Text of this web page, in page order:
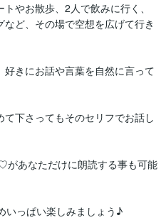
やお散歩、2人で飲みに行く、
ど、その場で空想を広げて行き
きにお話や言葉を自然に言って
下さってもそのセリフでお話し
があなただけに朗読する事も可能
いっぱい楽しみましょう♪